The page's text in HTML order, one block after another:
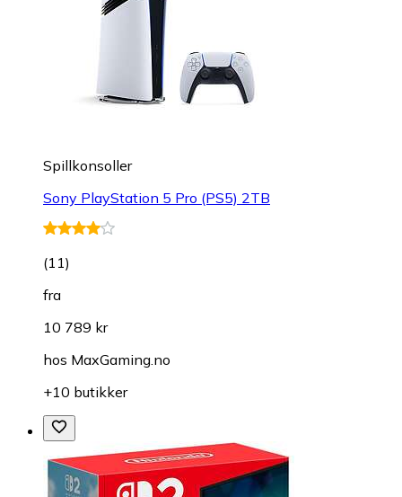
Spillkonsoller
Sony PlayStation 5 Pro (PS5) 2TB
(11)
fra
10 789 kr
hos MaxGaming.no
+10 butikker